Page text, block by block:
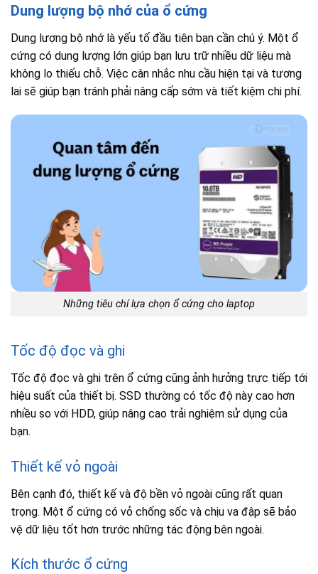
Dung lượng bộ nhớ của ổ cứng
Dung lượng bộ nhớ là yếu tố đầu tiên bạn cần chú ý. Một ổ
cứng có dung lượng lớn giúp bạn lưu trữ nhiều dữ liệu mà
không lo thiếu chỗ. Việc cân nhắc nhu cầu hiện tại và tương
lai sẽ giúp bạn tránh phải nâng cấp sớm và tiết kiệm chi phí.
Những tiêu chí lựa chọn ổ cứng cho laptop
Tốc độ đọc và ghi
Tốc độ đọc và ghi trên ổ cứng cũng ảnh hưởng trực tiếp tới
hiệu suất của thiết bị. SSD thường có tốc độ này cao hơn
nhiều so với HDD, giúp nâng cao trải nghiệm sử dụng của
bạn.
Thiết kế vỏ ngoài
Bên cạnh đó, thiết kế và độ bền vỏ ngoài cũng rất quan
trọng. Một ổ cứng có vỏ chống sốc và chịu va đập sẽ bảo
vệ dữ liệu tốt hơn trước những tác động bên ngoài.
Kích thước ổ cứng